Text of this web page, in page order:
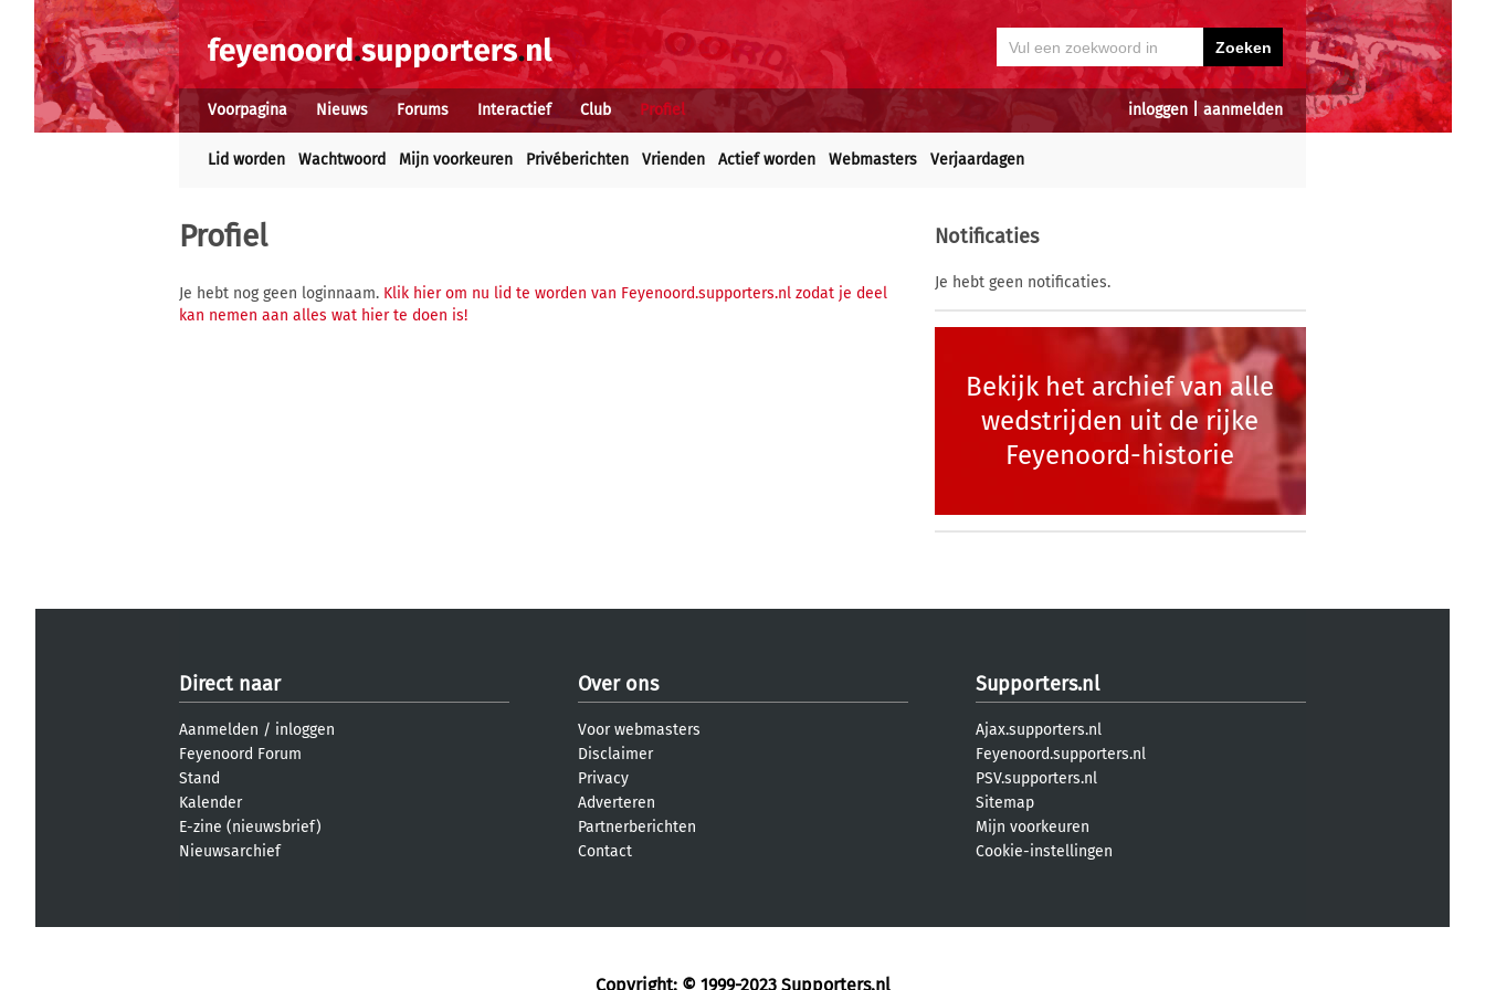
inloggen aanmelden
Voorpagina Nieuws Forums Interactief Club Profiel
Lid worden Wachtwoord Mijn voorkeuren Privéberichten Vrienden Actief worden Webmasters Verjaardagen
Profiel
Je hebt nog geen loginnaam. Klik hier om nu lid te worden van Feyenoord.supporters.nl zodat je deel
kan nemen aan alles wat hier te doen is!
Notificaties
Je hebt geen notificaties.
Bekijk het archief van alle
wedstrijden uit de rijke
Feyenoord-historie
Direct naar
Aanmelden / inloggen
Feyenoord Forum
Stand
Kalender
E-zine (nieuwsbrief)
Nieuwsarchief
Over ons
Voor webmasters
Disclaimer
Privacy
Adverteren
Partnerberichten
Contact
Supporters.nl
Ajax.supporters.nl
Feyenoord.supporters.nl
PSV.supporters.nl
Sitemap
Mijn voorkeuren
Cookie-instellingen
Copyright: © 1999-2023 Supporters.nl